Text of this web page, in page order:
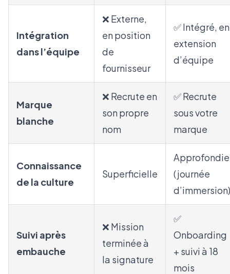
Intégration
dans l’équipe
❌ Externe,
en position
de
fournisseur
✅ Intégré, en
extension
d’équipe
Marque
blanche
❌ Recrute en
son propre
nom
✅ Recrute
sous votre
marque
Connaissance
de la culture
Superficielle
Approfondie
(journée
d’immersion)
Suivi après
embauche
❌ Mission
terminée à
la signature
✅
Onboarding
+ suivi à 18
mois